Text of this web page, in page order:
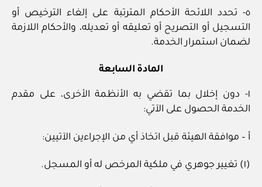
٥- تحدد اللائحة الأحكام المترتبة على إلغاء الترخيص أو
التسجيل أو التصريح أو تعليقه أو تعديله، والأحكام اللازمة
لضمان استمرار الخدمة.
المادة السابعة
١- دون إخلال بما تقضي به الأنظمة الأخرى، على مقدم
الخدمة الحصول على الآتي:
أ – موافقة الهيئة قبل اتخاذ أي من الإجراءين الآتيين:
(١) تغيير جوهري في ملكية المرخص له أو المسجل.